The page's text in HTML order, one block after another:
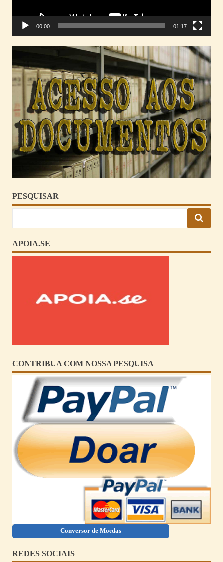
00:00 01:17
PESQUISAR
APOIA.SE
CONTRIBUA COM NOSSA PESQUISA
Conversor de Moedas
REDES SOCIAIS